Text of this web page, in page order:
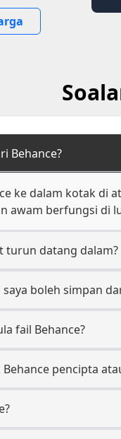
Behance?
ke dalam kotak
awam berfungsi di
turun datang dalam?
boleh simpan
fail Behance?
pencipta